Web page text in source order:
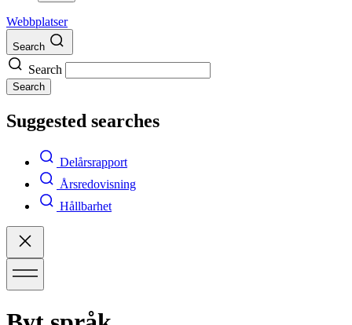
Webbplatser
Search
Search
Search
Suggested searches
Delårsrapport
Årsredovisning
Hållbarhet